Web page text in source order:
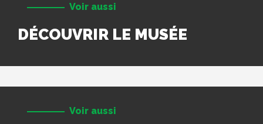
Voir aussi
DÉCOUVRIR LE MUSÉE
Voir aussi